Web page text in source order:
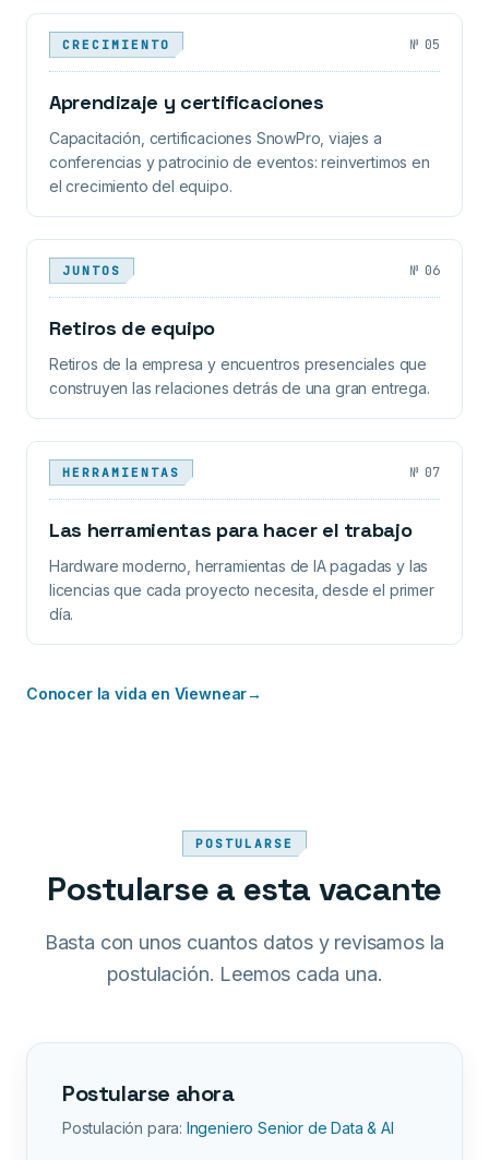
CRECIMIENTO № 05
Aprendizaje y certificaciones
Capacitación, certificaciones SnowPro, viajes a
conferencias y patrocinio de eventos: reinvertimos en
el crecimiento del equipo.
JUNTOS № 06
Retiros de equipo
Retiros de la empresa y encuentros presenciales que
construyen las relaciones detrás de una gran entrega.
HERRAMIENTAS № 07
Las herramientas para hacer el trabajo
Hardware moderno, herramientas de IA pagadas y las
licencias que cada proyecto necesita, desde el primer
día.
Conocer la vida en Viewnear→
POSTULARSE
Postularse a esta vacante
Basta con unos cuantos datos y revisamos la
postulación. Leemos cada una.
Postularse ahora
Postulación para: Ingeniero Senior de Data & AI